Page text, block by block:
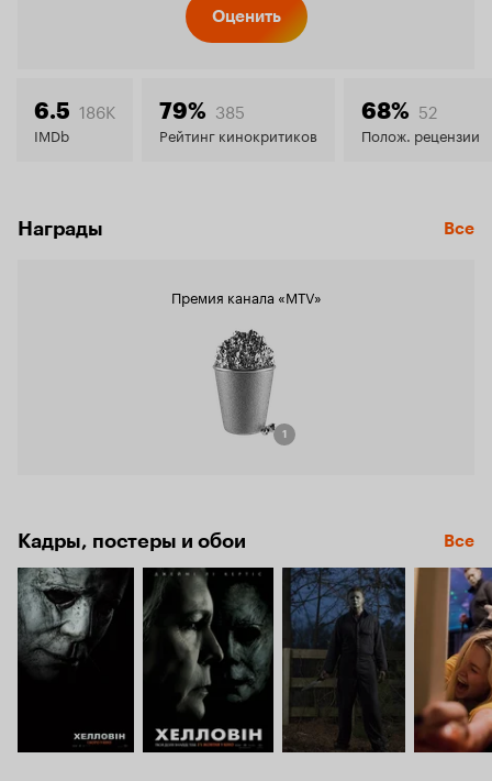
5.8
Оценить
6.5 186K
IMDb
79% 385
Рейтинг кинокритиков
68% 52
Полож. рецензии
Награды Все
Премия канала «MTV»
1
Кадры, постеры и обои Все